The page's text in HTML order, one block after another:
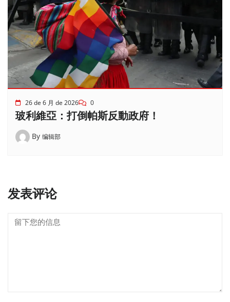
26 de 6 月 de 2026 0
玻利維亞：打倒帕斯反動政府！
By 编辑部
发表评论